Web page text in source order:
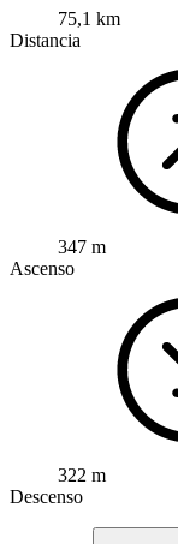
75,1 km
Distancia
347 m
Ascenso
322 m
Descenso